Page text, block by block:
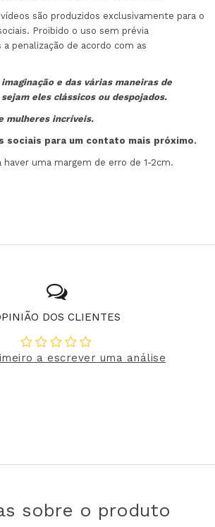
são produzidos exclusivamente para o
Proibido o uso sem prévia
penalização de acordo com as
e das várias maneiras de
eles clássicos ou despojados.
mulheres incríveis.
sociais para um contato mais próximo.
haver uma margem de erro de 1-2cm.
DOS CLIENTES
a escrever uma análise
sobre o produto